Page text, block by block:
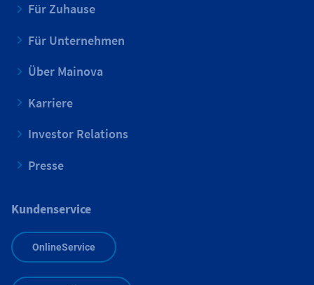
Für Zuhause
Für Unternehmen
Über Mainova
Karriere
Investor Relations
Presse
Kundenservice
OnlineService